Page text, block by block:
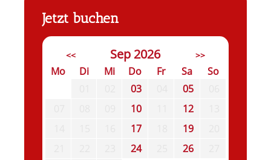
Jetzt buchen
<< Sep 2026 >>
Mo Di Mi Do Fr Sa
So
03 05
10 12
17 19
24 26